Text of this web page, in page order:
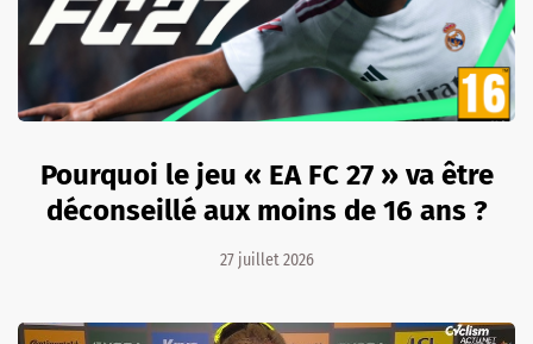
Pourquoi le jeu « EA FC 27 » va être
déconseillé aux moins de 16 ans ?
27 juillet 2026